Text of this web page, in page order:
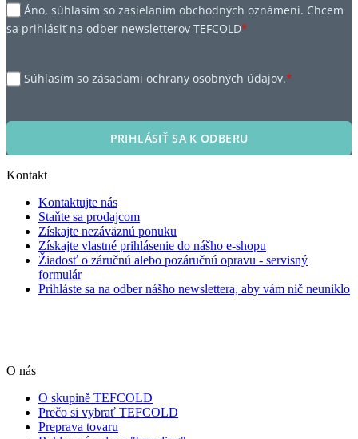
Áno, súhlasím so zasielaním obchodných oznámeni. Chcem
sa prihlásiť na odber newsletterov TEFCOLD*
Súhlasím so zásadami ochrany osobných údajov.*
PRIHLÁSIŤ SA K ODBERU
Kontakt
Kontaktujte nás
Staňte sa prodajcom
Získajte nezáväznú ponuku
Získajte vlastné prihlásenie do nášho e-shopu
Žiadosť o záručnú alebo pozáručnú opravu - servisný
formulár
Prihláste sa na odber nášho newslettera, aby vám nič neuniklo
O nás
O skupině TEFCOLD
Prečo si vybrať TEFCOLD
Preprava tovaru